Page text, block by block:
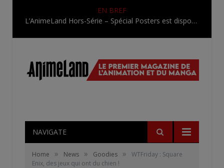
EN BREF
L’AnimeLand Hors-Série – Spécial Posters est disponible !
NAVIGATE
Home » News » Goodies »
WTFriday : Square
Enix, des jeux qui ont du chien !